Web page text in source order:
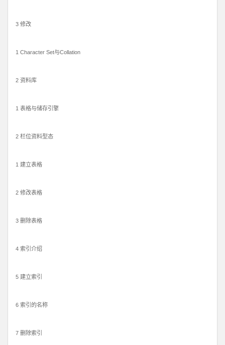
3 修改
1 Character Set与Collat​​ion
2 资料库
1 表格与储存引擎
2 栏位资料型态
1 建立表格
2 修改表格
3 删除表格
4 索引介绍
5 建立索引
6 索引的名称
7 删除索引